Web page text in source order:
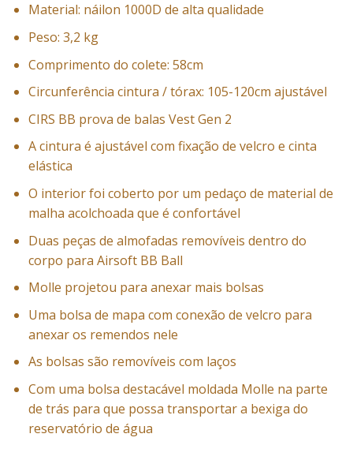
Material: náilon 1000D de alta qualidade
Peso: 3,2 kg
Comprimento do colete: 58cm
Circunferência cintura / tórax: 105-120cm ajustável
CIRS BB prova de balas Vest Gen 2
A cintura é ajustável com fixação de velcro e cinta
elástica
O interior foi coberto por um pedaço de material de
malha acolchoada que é confortável
Duas peças de almofadas removíveis dentro do
corpo para Airsoft BB Ball
Molle projetou para anexar mais bolsas
Uma bolsa de mapa com conexão de velcro para
anexar os remendos nele
As bolsas são removíveis com laços
Com uma bolsa destacável moldada Molle na parte
de trás para que possa transportar a bexiga do
reservatório de água